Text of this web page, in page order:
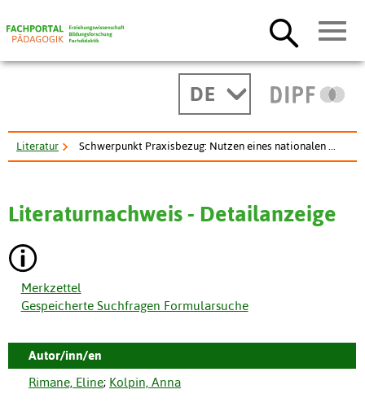
DE
Literatur Schwerpunkt Praxisbezug: Nutzen eines nationalen ...
Literaturnachweis - Detailanzeige
Merkzettel
Gespeicherte Suchfragen Formularsuche
Autor/inn/en
Rimane, Eline; Kolpin, Anna